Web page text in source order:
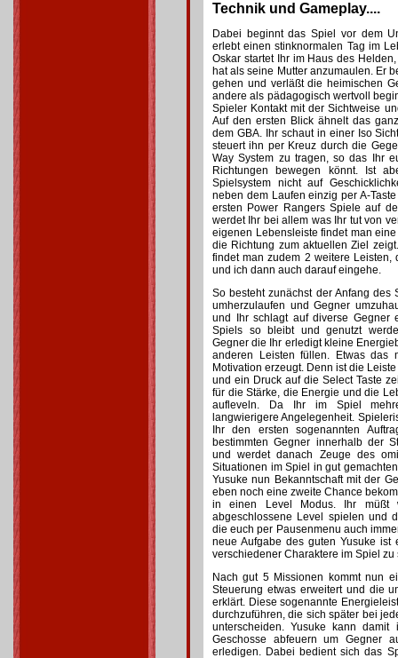
Technik und Gameplay....
Dabei beginnt das Spiel vor dem
erlebt einen stinknormalen Tag im
Oskar startet Ihr im Haus des
hat als seine Mutter anzumaulen. Er
gehen und verläßt die heimischen
andere als pädagogisch wertvoll
Spieler Kontakt mit der Sichtweise
Auf den ersten Blick ähnelt das
dem GBA. Ihr schaut in einer Iso
steuert ihn per Kreuz durch die
Way System zu tragen, so das Ihr
Richtungen bewegen könnt. Ist
Spielsystem nicht auf
neben dem Laufen einzig per A-
ersten Power Rangers Spiele auf
werdet Ihr bei allem was Ihr tut von
eigenen Lebensleiste findet man
die Richtung zum aktuellen Ziel
findet man zudem 2 weitere Leisten,
und ich dann auch darauf eingehe.
So besteht zunächst der Anfang
umherzulaufen und Gegner
und Ihr schlagt auf diverse Gegner
Spiels so bleibt und genutzt
Gegner die Ihr erledigt kleine
anderen Leisten füllen. Etwas das
Motivation erzeugt. Denn ist die
und ein Druck auf die Select Taste
für die Stärke, die Energie und die
aufleveln. Da Ihr im Spiel
langwierigere Angelegenheit.
Ihr den ersten sogenannten
bestimmten Gegner innerhalb der
und werdet danach Zeuge des
Situationen im Spiel in gut
Yusuke nun Bekanntschaft mit der
eben noch eine zweite Chance
in einen Level Modus. Ihr
abgeschlossene Level spielen und
die euch per Pausenmenu auch
neue Aufgabe des guten Yusuke
verschiedener Charaktere im Spiel
Nach gut 5 Missionen kommt nun
Steuerung etwas erweitert und die
erklärt. Diese sogenannte
durchzuführen, die sich später bei
unterscheiden. Yusuke kann
Geschosse abfeuern um Gegner
erledigen. Dabei bedient sich das